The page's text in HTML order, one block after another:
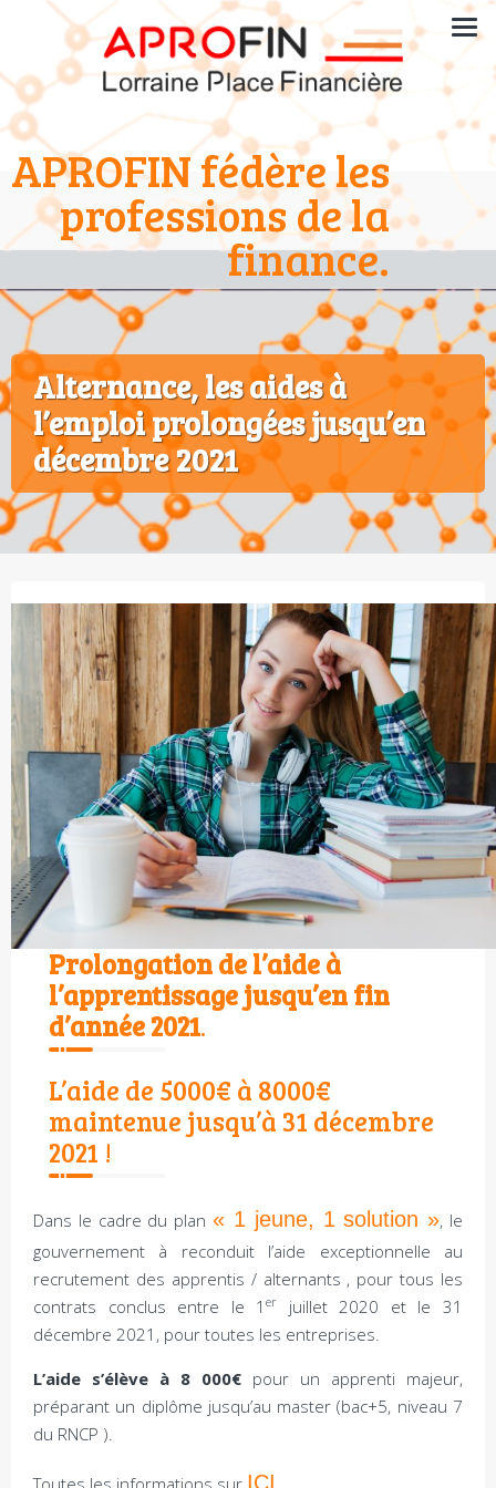
APROFIN fédère les
professions de la
finance.
Alternance, les aides à
l’emploi prolongées jusqu’en
décembre 2021
Prolongation de l’aide à
l’apprentissage jusqu’en fin
d’année 2021.
L’aide de 5000€ à 8000€
maintenue jusqu’à 31 décembre
2021 !
Dans le cadre du plan « 1 jeune, 1 solution », le
gouvernement à reconduit l’aide exceptionnelle au
recrutement des apprentis / alternants , pour tous les
contrats conclus entre le 1er
juillet 2020 et le 31
décembre 2021, pour toutes les entreprises.
L’aide s’élève à 8 000€ pour un apprenti majeur,
préparant un diplôme jusqu’au master (bac+5, niveau 7
du RNCP ).
Toutes les informations sur ICI